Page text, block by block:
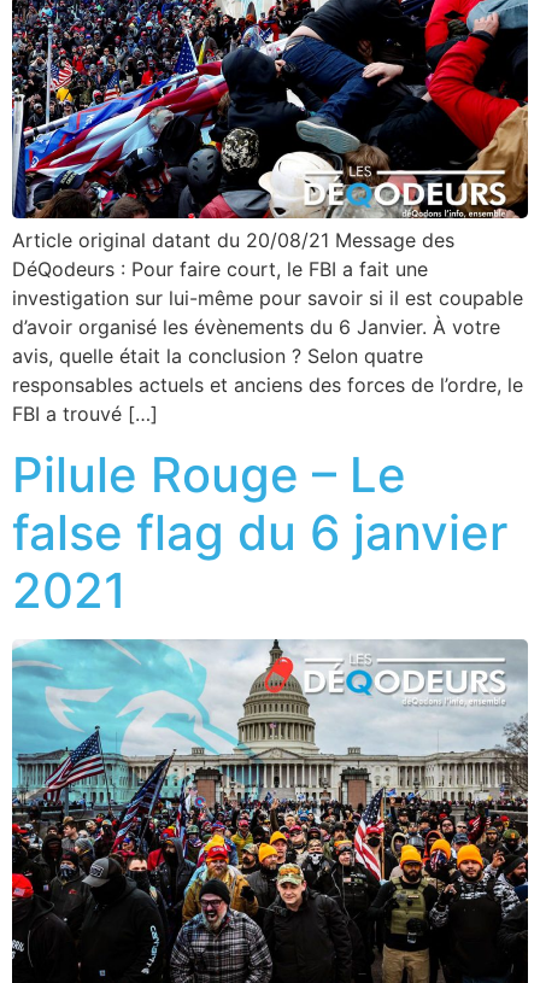
Article original datant du 20/08/21 Message des
DéQodeurs : Pour faire court, le FBI a fait une
investigation sur lui-même pour savoir si il est coupable
d’avoir organisé les évènements du 6 Janvier. À votre
avis, quelle était la conclusion ? Selon quatre
responsables actuels et anciens des forces de l’ordre, le
FBI a trouvé […]
Pilule Rouge – Le
false flag du 6 janvier
2021